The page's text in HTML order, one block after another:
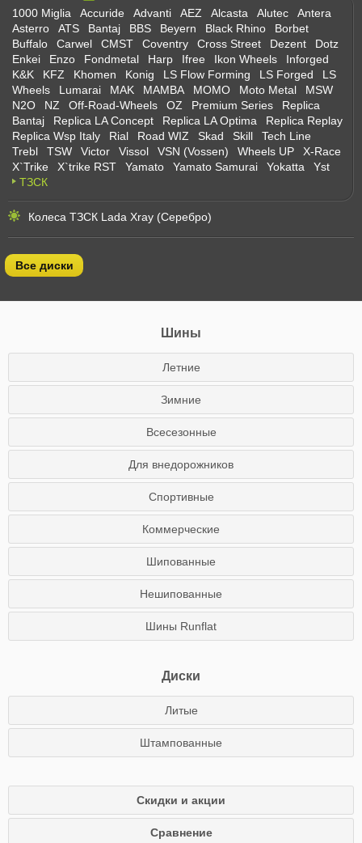
1000 Miglia Accuride Advanti AEZ Alcasta Alutec
Antera
Asterro
ATS Bantaj BBS Beyern Black Rhino
Borbet
Buffalo
Carwel CMST Coventry Cross Street Dezent
Dotz
Enkei
Enzo Fondmetal Harp Ifree Ikon Wheels
Inforged
K&K
KFZ Khomen Konig LS Flow Forming LS Forged
LS
Wheels
Lumarai MAK MAMBA MOMO Moto Metal
MSW
N2O
NZ Off-Road-Wheels OZ Premium Series
Replica
Bantaj
Replica LA Concept Replica LA Optima
Replica Replay
Replica Wsp Italy
Rial Road WIZ Skad Skill
Tech Line
Trebl
TSW Victor Vissol VSN (Vossen) Wheels UP
X-Race
X`Trike
X`trike RST Yamato Yamato Samurai Yokatta
Yst
ТЗСК
Колеса ТЗСК Lada Xray (Серебро)
Все диски
Шины
Летние
Зимние
Всесезонные
Для внедорожников
Спортивные
Коммерческие
Шипованные
Нешипованные
Шины Runflat
Диски
Литые
Штампованные
Скидки и акции
Сравнение